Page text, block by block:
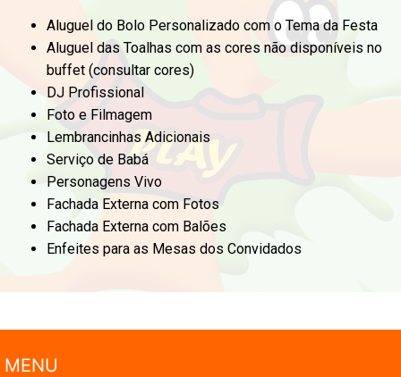
Aluguel do Bolo Personalizado com o Tema da Festa
Aluguel das Toalhas com as cores não disponíveis no
buffet (consultar cores)
DJ Profissional
Foto e Filmagem
Lembrancinhas Adicionais
Serviço de Babá
Personagens Vivo
Fachada Externa com Fotos
Fachada Externa com Balões
Enfeites para as Mesas dos Convidados
MENU